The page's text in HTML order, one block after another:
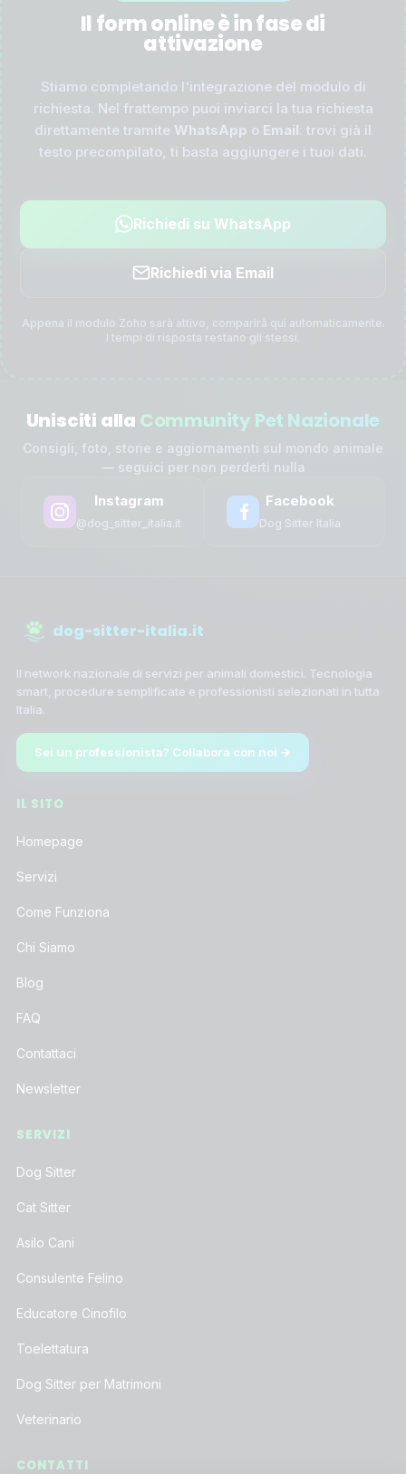
Il form online è in fase di
attivazione
Stiamo completando l'integrazione del modulo di
richiesta. Nel frattempo puoi inviarci la tua richiesta
direttamente tramite WhatsApp o Email: trovi già il
testo precompilato, ti basta aggiungere i tuoi dati.
Richiedi su WhatsApp
Richiedi via Email
Appena il modulo Zoho sarà attivo, comparirà qui automaticamente.
I tempi di risposta restano gli stessi.
Unisciti alla Community Pet Nazionale
Consigli, foto, storie e aggiornamenti sul mondo animale
— seguici per non perderti nulla
Instagram
@dog_sitter_italia.it
Facebook
Dog Sitter Italia
dog-sitter-italia.it
Il network nazionale di servizi per animali domestici. Tecnologia
smart, procedure semplificate e professionisti selezionati in tutta
Italia.
Sei un professionista? Collabora con noi →
IL SITO
Homepage
Servizi
Come Funziona
Chi Siamo
Blog
FAQ
Contattaci
Newsletter
SERVIZI
Dog Sitter
Cat Sitter
Asilo Cani
Consulente Felino
Educatore Cinofilo
Toelettatura
Dog Sitter per Matrimoni
Veterinario
CONTATTI